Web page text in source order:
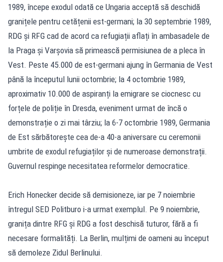
1989, începe exodul odată ce Ungaria acceptă să deschidă
granițele pentru cetățenii est-germani; la 30 septembrie 1989,
RDG și RFG cad de acord ca refugiații aflați în ambasadele de
la Praga și Varșovia să primească permisiunea de a pleca în
Vest. Peste 45.000 de est-germani ajung în Germania de Vest
până la începutul lunii octombrie; la 4 octombrie 1989,
aproximativ 10.000 de aspiranți la emigrare se ciocnesc cu
forțele de poliție în Dresda, eveniment urmat de încă o
demonstrație o zi mai târziu; la 6-7 octombrie 1989, Germania
de Est sărbătorește cea de-a 40-a aniversare cu ceremonii
umbrite de exodul refugiaților și de numeroase demonstrații.
Guvernul respinge necesitatea reformelor democratice.
Erich Honecker decide să demisioneze, iar pe 7 noiembrie
întregul SED Politburo i-a urmat exemplul. Pe 9 noiembrie,
granița dintre RFG și RDG a fost deschisă tuturor, fără a fi
necesare formalități. La Berlin, mulțimi de oameni au început
să demoleze Zidul Berlinului.